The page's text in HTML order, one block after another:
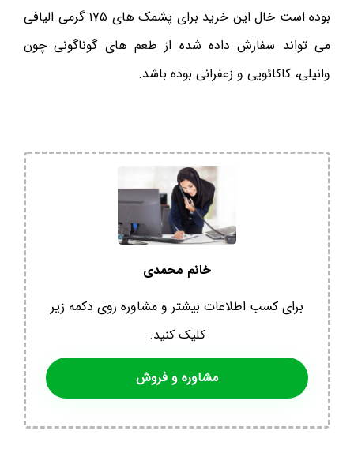
بوده است خال این خرید برای پشمک های ۱۷۵ گرمی الیافی
می تواند سفارش داده شده از طعم های گوناگونی چون
وانیلی، کاکائویی و زعفرانی بوده باشد.
خانم محمدی
برای کسب اطلاعات بیشتر و مشاوره روی دکمه زیر
کلیک کنید.
مشاوره و فروش